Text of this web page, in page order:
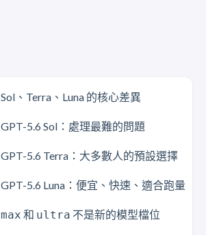
Sol、Terra、Luna 的核心差異
GPT-5.6 Sol：處理最難的問題
GPT-5.6 Terra：大多數人的預設選擇
GPT-5.6 Luna：便宜、快速、適合跑量
max 和 ultra 不是新的模型檔位